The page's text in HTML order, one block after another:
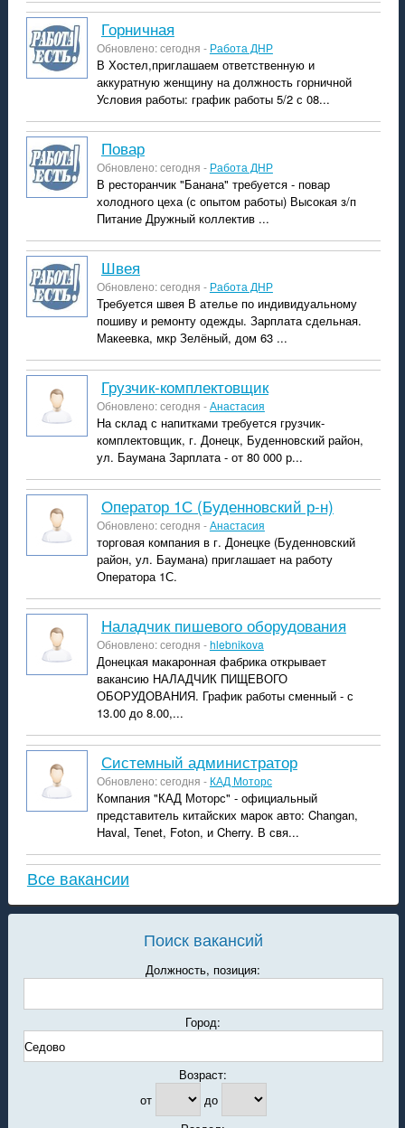
горничная
Обновлено: сегодня - Работа ДНР
В Хостел,приглашаем ответственную и
аккуратную женщину на должность горничной
Условия работы: график работы 5/2 с 08...
повар
Обновлено: сегодня - Работа ДНР
В ресторанчик "Банана" требуется - повар
холодного цеха (с опытом работы) Высокая з/п
Питание Дружный коллектив ...
швея
Обновлено: сегодня - Работа ДНР
Требуется швея В ателье по индивидуальному
пошиву и ремонту одежды. Зарплата сдельная.
Макеевка, мкр Зелёный, дом 63 ...
Грузчик-комплектовщик
Обновлено: сегодня -Анастасия
На склад с напитками требуется грузчик-
комплектовщик, г. Донецк, Буденновский район,
ул. Баумана Зарплата - от 80 000 р...
Оператор 1С (Буденновский р-н)
Обновлено: сегодня -Анастасия
торговая компания в г. Донецке (Буденновский
район, ул. Баумана) приглашает на работу
Оператора 1С.
Наладчик пишевого оборудования
Обновлено: сегодня -hlebnikova
Донецкая макаронная фабрика открывает
вакансию НАЛАДЧИК ПИЩЕВОГО
ОБОРУДОВАНИЯ. График работы сменный - с
13.00 до 8.00,...
системный администратор
Обновлено: сегодня - КАД Моторс
Компания "КАД Моторс" - официальный
представитель китайских марок авто: Changan,
Haval, Tenet, Foton, и Cherry. В свя...
Все вакансии
Поиск вакансий
Должность, позиция:
Город:
Возраст:
от
до